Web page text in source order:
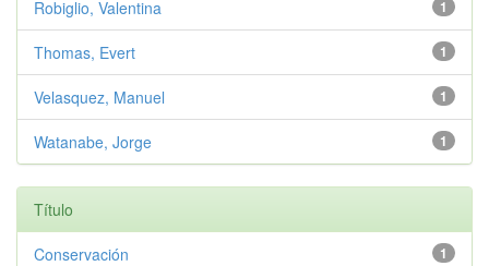
1
Robiglio, Valentina
1
Thomas, Evert
1
Velasquez, Manuel
1
Watanabe, Jorge
Título
1
Conservación